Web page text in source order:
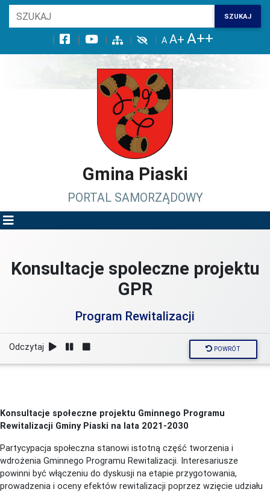
Wróć na początek strony
Przejdź do treści głównej
Przejdź do stopki
Przejdź do menu górnego
Przejdź do mapy serwisu
SZUKAJ
Gmina Piaski
PORTAL SAMORZĄDOWY
Konsultacje spoleczne projektu
GPR
Program Rewitalizacji
Odczytaj POWRÓT
Konsultacje społeczne projektu Gminnego Programu
Rewitalizacji Gminy Piaski na lata 2021-2030
Partycypacja społeczna stanowi istotną część tworzenia i
wdrożenia Gminnego Programu Rewitalizacji. Interesariusze
powinni być włączeniu do dyskusji na etapie przygotowania,
prowadzenia i oceny efektów rewitalizacji poprzez wzięcie udziału